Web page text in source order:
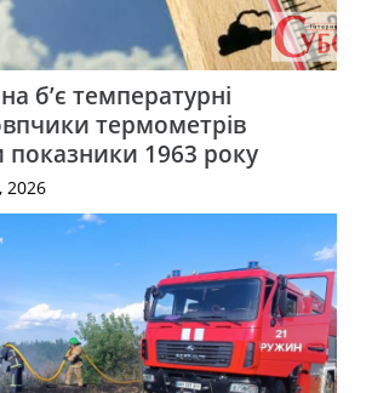
б’є температурні
термометрів
1963 року
2026